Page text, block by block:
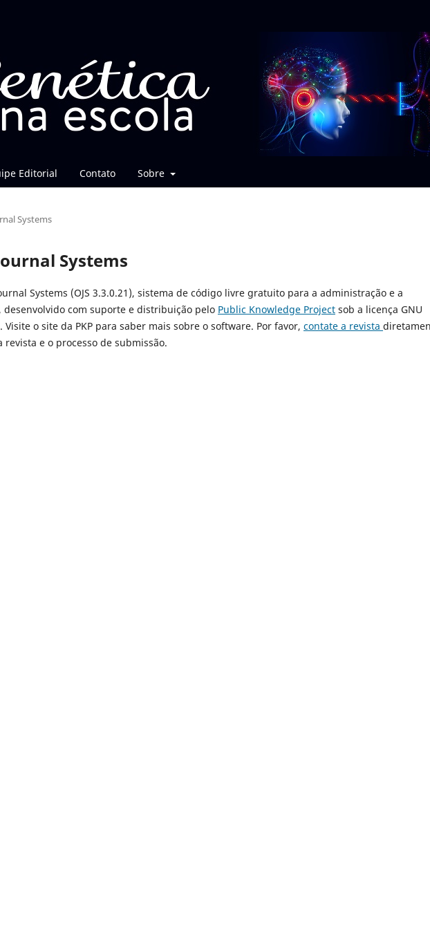
Editorial Contato Sobre
Systems
Systems
Systems (OJS 3.3.0.21), sistema de código livre gratuito para a administração e a
desenvolvido com suporte e distribuição pelo Public Knowledge Project sob a licença GNU
Visite o site da PKP para saber mais sobre o software. Por favor, contate a revista
e o processo de submissão.